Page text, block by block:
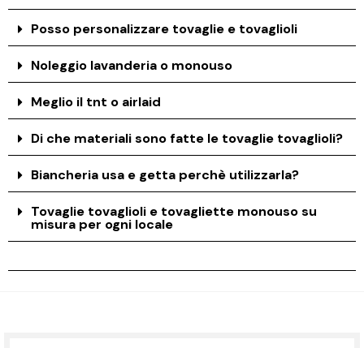
Posso personalizzare tovaglie e tovaglioli
Noleggio lavanderia o monouso
Meglio il tnt o airlaid
Di che materiali sono fatte le tovaglie tovaglioli?
Biancheria usa e getta perchè utilizzarla?
Tovaglie tovaglioli e tovagliette monouso su
misura per ogni locale